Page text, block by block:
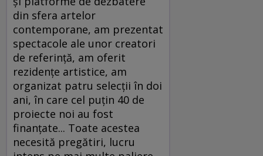
din sfera artelor
contemporane, am prezentat
spectacole ale unor creatori
de referinţă, am oferit
rezidenţe artistice, am
organizat patru selecţii în doi
ani, în care cel puţin 40 de
proiecte noi au fost
finanţate... Toate acestea
necesită pregătiri, lucru